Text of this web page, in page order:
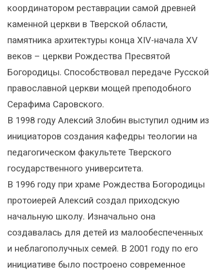
координатором реставрации самой древней
каменной церкви в Тверской области,
памятника архитектуры конца XIV-начала XV
веков – церкви Рождества Пресвятой
Богородицы. Способствовал передаче Русской
православной церкви мощей преподобного
Серафима Саровского.
В 1998 году Алексий Злобин выступил одним из
инициаторов создания кафедры теологии на
педагогическом факультете Тверского
государственного университета.
В 1996 году при храме Рождества Богородицы
протоиерей Алексий создал приходскую
начальную школу. Изначально она
создавалась для детей из малообеспеченных
и неблагополучных семей. В 2001 году по его
инициативе было построено современное